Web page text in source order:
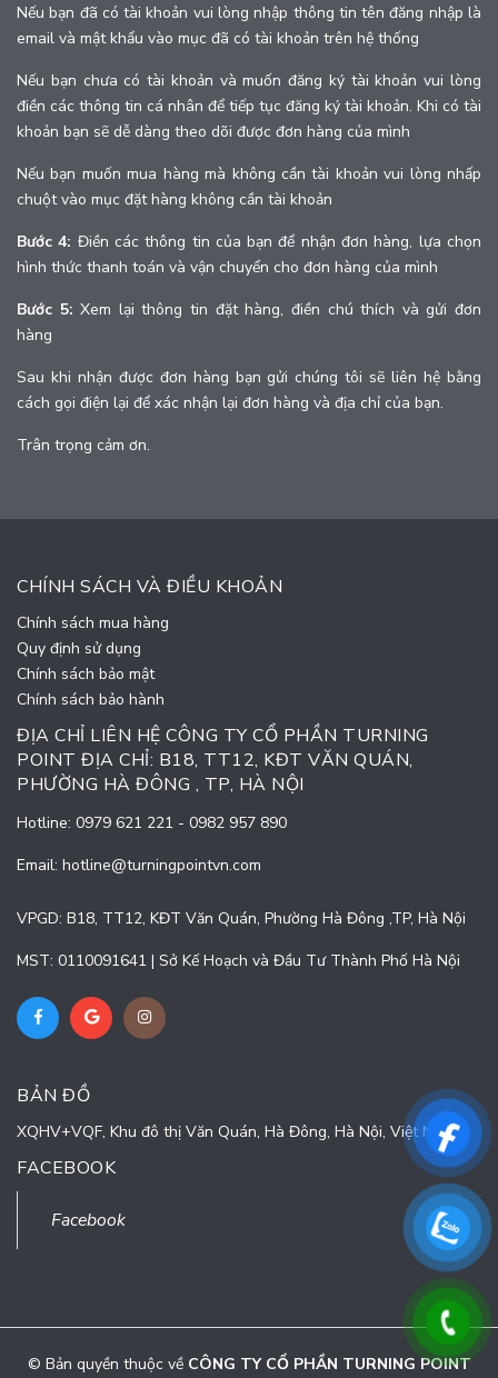
Nếu bạn đã có tài khoản vui lòng nhập thông tin tên đăng nhập là
email và mật khẩu vào mục đã có tài khoản trên hệ thống
Nếu bạn chưa có tài khoản và muốn đăng ký tài khoản vui lòng
điền các thông tin cá nhân để tiếp tục đăng ký tài khoản. Khi có tài
khoản bạn sẽ dễ dàng theo dõi được đơn hàng của mình
Nếu bạn muốn mua hàng mà không cần tài khoản vui lòng nhấp
chuột vào mục đặt hàng không cần tài khoản
Bước 4: Điền các thông tin của bạn để nhận đơn hàng, lựa chọn
hình thức thanh toán và vận chuyển cho đơn hàng của mình
Bước 5: Xem lại thông tin đặt hàng, điền chú thích và gửi đơn
hàng
Sau khi nhận được đơn hàng bạn gửi chúng tôi sẽ liên hệ bằng
cách gọi điện lại để xác nhận lại đơn hàng và địa chỉ của bạn.
Trân trọng cảm ơn.
CHÍNH SÁCH VÀ ĐIỀU KHOẢN
Chính sách mua hàng
Quy định sử dụng
Chính sách bảo mật
Chính sách bảo hành
ĐỊA CHỈ LIÊN HỆ CÔNG TY CỔ PHẦN TURNING
POINT ĐỊA CHỈ: B18, TT12, KĐT VĂN QUÁN,
PHƯỜNG HÀ ĐÔNG , TP, HÀ NỘI
Hotline: 0979 621 221 - 0982 957 890
Email: hotline@turningpointvn.com
VPGD: B18, TT12, KĐT Văn Quán, Phường Hà Đông ,TP, Hà Nội
MST: 0110091641 | Sở Kế Hoạch và Đầu Tư Thành Phố Hà Nội
BẢN ĐỒ
XQHV+VQF, Khu đô thị Văn Quán, Hà Đông, Hà Nội, Việt Nam
FACEBOOK
Facebook
© Bản quyền thuộc về CÔNG TY CỔ PHẦN TURNING POINT